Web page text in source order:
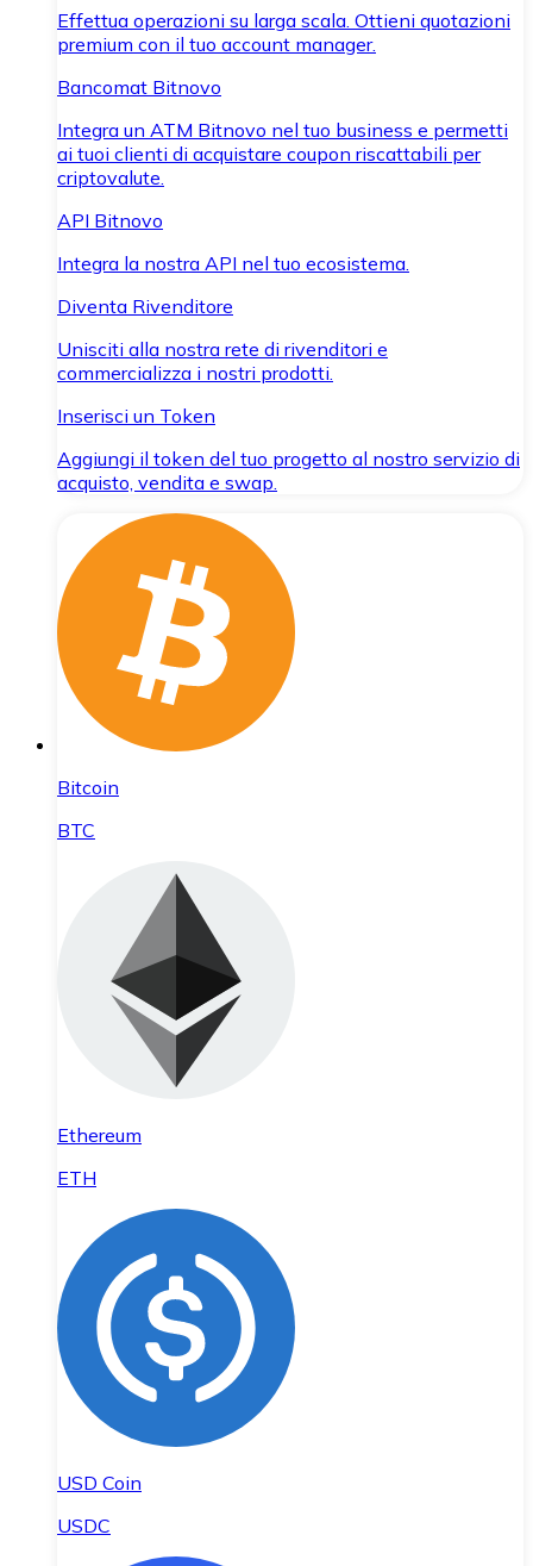
Effettua operazioni su larga scala. Ottieni quotazioni
premium con il tuo account manager.
Bancomat Bitnovo
Integra un ATM Bitnovo nel tuo business e permetti
ai tuoi clienti di acquistare coupon riscattabili per
criptovalute.
API Bitnovo
Integra la nostra API nel tuo ecosistema.
Diventa Rivenditore
Unisciti alla nostra rete di rivenditori e
commercializza i nostri prodotti.
Inserisci un Token
Aggiungi il token del tuo progetto al nostro servizio di
acquisto, vendita e swap.
Bitcoin
BTC
Ethereum
ETH
USD Coin
USDC